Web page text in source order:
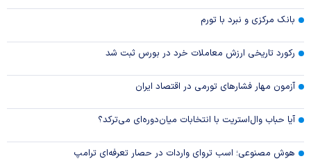
بانک مرکزی و نبرد با تورم
رکورد تاریخی ارزش معاملات خرد در بورس ثبت شد
آزمون مهار فشار‌های تورمی در اقتصاد ایران
آیا حباب وال‌استریت با انتخابات میان‌دوره‌ای می‌ترکد؟
هوش مصنوعی؛ اسب تروای واردات در حصار تعرفه‌ای ترامپ